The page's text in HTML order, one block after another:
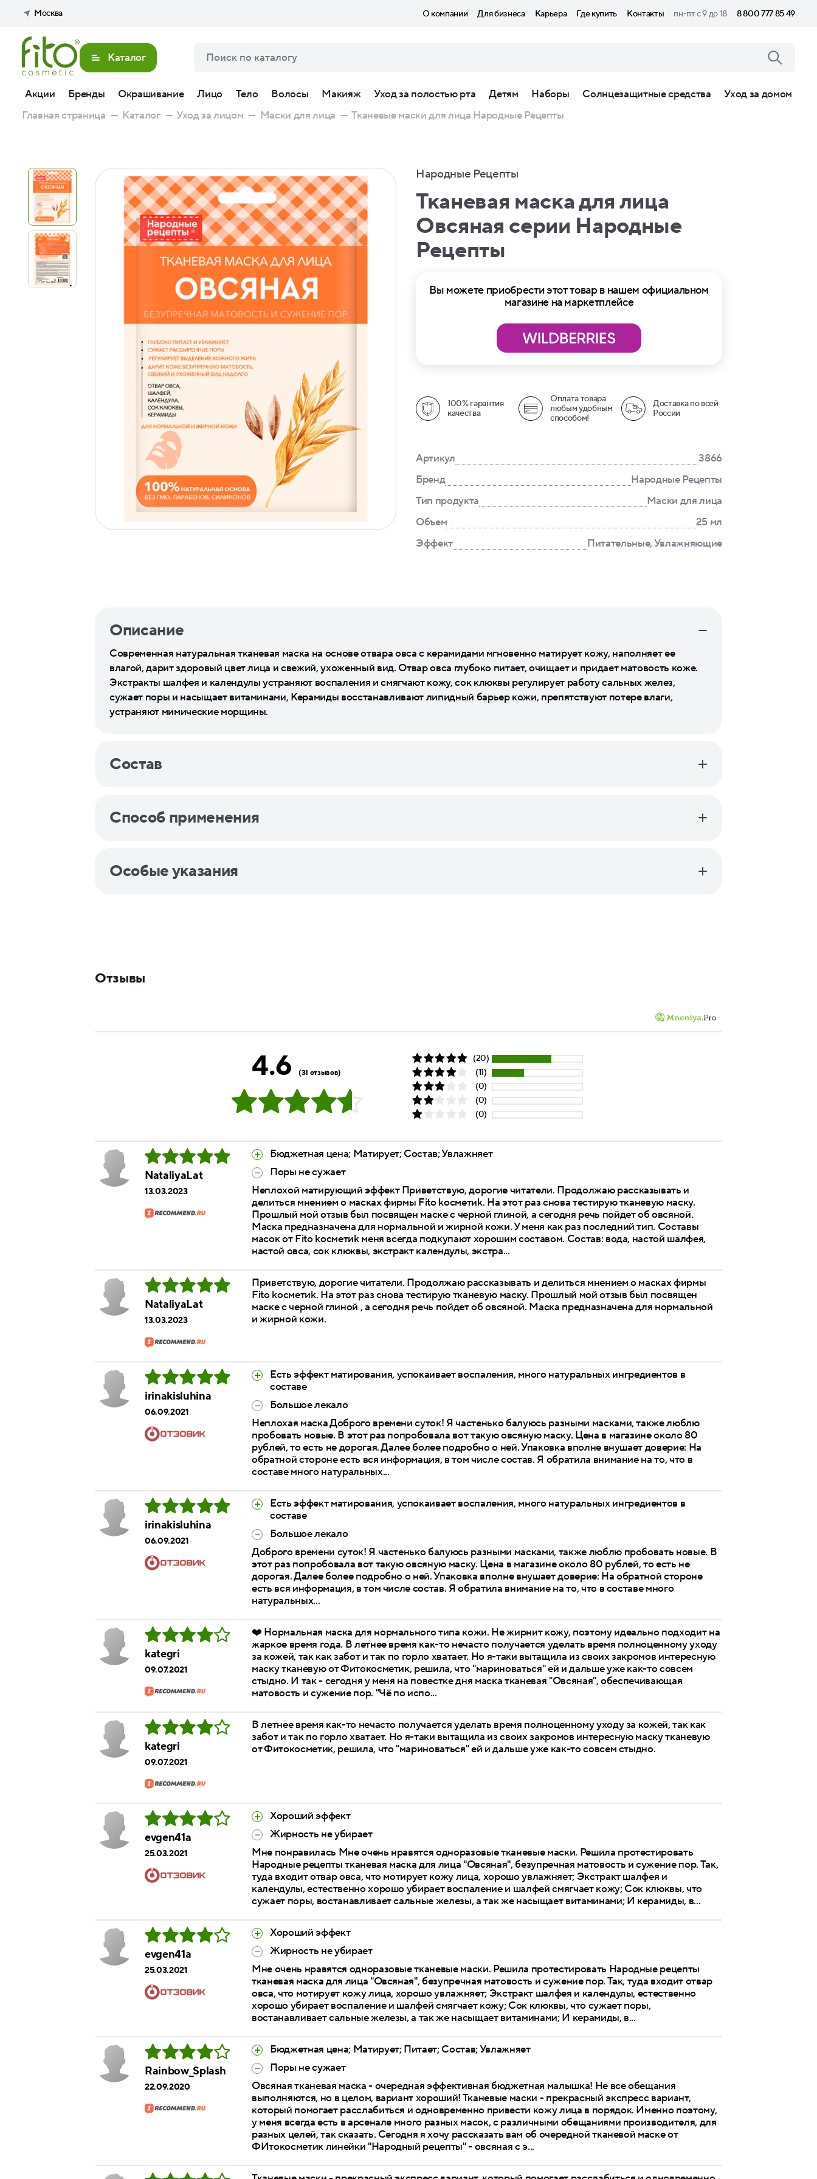
Москва О компании Для бизнеса Карьера Где купить Контакты пн-пт с 9 до 18 8 800 777 85 49
Каталог
Акции Бренды Окрашивание Лицо Тело Волосы Макияж Уход за полостью рта Детям Наборы Солнцезащитные средства
Уход за домом
Главная страница — Каталог — Уход за лицом — Маски для лица — Тканевые маски для лица Народные Рецепты
Народные Рецепты
Тканевая маска для лица
Овсяная серии Народные
Рецепты
Вы можете приобрести этот товар в нашем официальном
магазине на маркетплейсе
100% гарантия
качества
Оплата товара
любым удобным
способом!
Доставка по всей
России
Артикул
3866
Бренд
Народные Рецепты
Тип продукта
Маски для лица
Объем
25 мл
Эффект
Питательные, Увлажняющие
Описание
Современная натуральная тканевая маска на основе отвара овса с керамидами мгновенно матирует кожу, наполняет ее
влагой, дарит здоровый цвет лица и свежий, ухоженный вид. Отвар овса глубоко питает, очищает и придает матовость коже.
Экстракты шалфея и календулы устраняют воспаления и смягчают кожу, сок клюквы регулирует работу сальных желез,
сужает поры и насыщает витаминами, Керамиды восстанавливают липидный барьер кожи, препятствуют потере влаги,
устраняют мимические морщины.
Состав
Способ применения
Особые указания
Отзывы
4.6 (31 отзывов)
(20)
(11)
(0)
(0)
(0)
NataliyaLat
13.03.2023
Бюджетная цена; Матирует; Состав; Увлажняет
Поры не сужает
Неплохой матирующий эффект Приветствую, дорогие читатели. Продолжаю рассказывать и
делиться мнением о масках фирмы Fito kосметиk. На этот раз снова тестирую тканевую маску.
Прошлый мой отзыв был посвящен маске с черной глиной, а сегодня речь пойдет об овсяной.
Маска предназначена для нормальной и жирной кожи. У меня как раз последний тип. Составы
масок от Fito kосметиk меня всегда подкупают хорошим составом. Состав: вода, настой шалфея,
настой овса, сок клюквы, экстракт календулы, экстра...
NataliyaLat
13.03.2023
Приветствую, дорогие читатели. Продолжаю рассказывать и делиться мнением о масках фирмы
Fito kосметиk. На этот раз снова тестирую тканевую маску. Прошлый мой отзыв был посвящен
маске с черной глиной , а сегодня речь пойдет об овсяной. Маска предназначена для нормальной
и жирной кожи.
irinakisluhina
06.09.2021
Есть эффект матирования, успокаивает воспаления, много натуральных ингредиентов в
составе
Большое лекало
Неплохая маска Доброго времени суток! Я частенько балуюсь разными масками, также люблю
пробовать новые. В этот раз попробовала вот такую овсяную маску. Цена в магазине около 80
рублей, то есть не дорогая. Далее более подробно о ней. Упаковка вполне внушает доверие: На
обратной стороне есть вся информация, в том числе состав. Я обратила внимание на то, что в
составе много натуральных...
irinakisluhina
06.09.2021
Есть эффект матирования, успокаивает воспаления, много натуральных ингредиентов в
составе
Большое лекало
Доброго времени суток! Я частенько балуюсь разными масками, также люблю пробовать новые. В
этот раз попробовала вот такую овсяную маску. Цена в магазине около 80 рублей, то есть не
дорогая. Далее более подробно о ней. Упаковка вполне внушает доверие: На обратной стороне
есть вся информация, в том числе состав. Я обратила внимание на то, что в составе много
натуральных...
kategri
09.07.2021
❤️ Нормальная маска для нормального типа кожи. Не жирнит кожу, поэтому идеально подходит на
жаркое время года. В летнее время как-то нечасто получается уделать время полноценному уходу
за кожей, так как забот и так по горло хватает. Но я-таки вытащила из своих закромов интересную
маску тканевую от Фитокосметик, решила, что "мариноваться" ей и дальше уже как-то совсем
стыдно. И так - сегодня у меня на повестке дня маска тканевая "Овсяная", обеспечивающая
матовость и сужение пор. "Чё по испо...
kategri
09.07.2021
В летнее время как-то нечасто получается уделать время полноценному уходу за кожей, так как
забот и так по горло хватает. Но я-таки вытащила из своих закромов интересную маску тканевую
от Фитокосметик, решила, что "мариноваться" ей и дальше уже как-то совсем стыдно.
evgen41a
25.03.2021
Хороший эффект
Жирность не убирает
Мне понравилась Мне очень нравятся одноразовые тканевые маски. Решила протестировать
Народные рецепты тканевая маска для лица "Овсяная", безупречная матовость и сужение пор. Так,
туда входит отвар овса, что мотирует кожу лица, хорошо увлажняет; Экстракт шалфея и
календулы, естественно хорошо убирает воспаление и шалфей смягчает кожу; Сок клюквы, что
сужает поры, востанавливает сальные железы, а так же насыщает витаминами; И керамиды, в...
evgen41a
25.03.2021
Хороший эффект
Жирность не убирает
Мне очень нравятся одноразовые тканевые маски. Решила протестировать Народные рецепты
тканевая маска для лица "Овсяная", безупречная матовость и сужение пор. Так, туда входит отвар
овса, что мотирует кожу лица, хорошо увлажняет; Экстракт шалфея и календулы, естественно
хорошо убирает воспаление и шалфей смягчает кожу; Сок клюквы, что сужает поры,
востанавливает сальные железы, а так же насыщает витаминами; И керамиды, в...
Rainbow_Splash
22.09.2020
Бюджетная цена; Матирует; Питает; Состав; Увлажняет
Поры не сужает
Овсяная тканевая маска - очередная эффективная бюджетная малышка! Не все обещания
выполняются, но в целом, вариант хороший! Тканевые маски - прекрасный экспресс вариант,
который помогает расслабиться и одновременно привести кожу лица в порядок. Именно поэтому,
у меня всегда есть в арсенале много разных масок, с различными обещаниями производителя, для
разных целей, так сказать. Сегодня я хочу рассказать вам об очередной тканевой маске от
ФИтокосметик линейки "Народный рецепты" - овсяная с э...